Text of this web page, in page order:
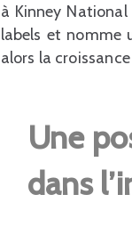
à Kinney
labels et nomme
alors la
Une
dans